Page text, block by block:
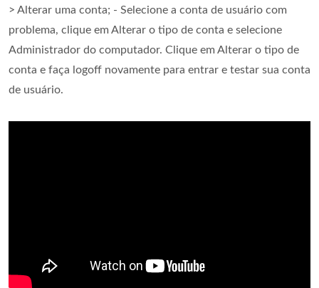
> Alterar uma conta; - Selecione a conta de usuário com
problema, clique em Alterar o tipo de conta e selecione
Administrador do computador. Clique em Alterar o tipo de
conta e faça logoff novamente para entrar e testar sua conta
de usuário.